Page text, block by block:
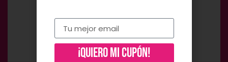
Pago Seguro
Pago 100% seguro
¡QUIERO MI CUPÓN!